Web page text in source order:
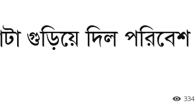
গুড়িয়ে দিল পরিবেশ
334